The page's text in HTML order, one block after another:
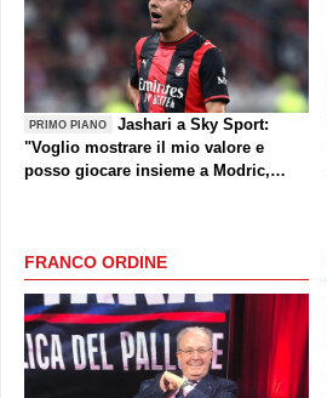
PRIMO PIANO
Jashari a Sky Sport:
"Voglio mostrare il mio valore e
posso giocare insieme a Modric,
FRANCO ORDINE